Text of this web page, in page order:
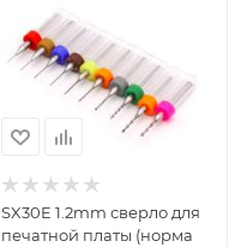
SX30E 1.2mm сверло для
печатной платы (норма